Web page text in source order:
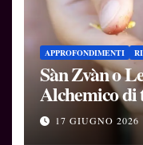
APPROFONDIMENTI
Sàn Zvàn o
Alchemico
17 GIUGNO 2026